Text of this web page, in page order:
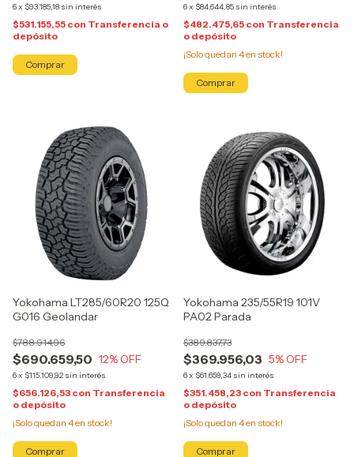
6x $93.185,18 sin interés
$531.155,55 con Transferencia o
depósito
6x $84.644,85 sin interés
$482.475,65 con Transferencia
o depósito
¡Solo quedan 4en stock!
Yokohama LT285/60R20 125Q
G016 Geolandar
$690.659,50
$788.914,96
12% OFF
6x $115.109,92 sin interés
$656.126,53 con Transferencia
o depósito
¡Solo quedan 4en stock!
Yokohama 235/55R19 101V
PA02 Parada
$369.956,03
$389.837,73
5% OFF
6x $61.659,34 sin interés
$351.458,23 con Transferencia
o depósito
¡Solo quedan 4en stock!